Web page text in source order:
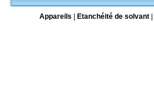
Appareils
Etanchéité de solvant